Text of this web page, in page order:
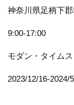
神奈川県足柄下
9:00-17:00
モダン・タイム
2023/12/16-2024/